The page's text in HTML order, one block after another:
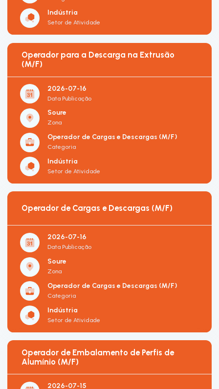
Indústria
Setor de Atividade
Operador para a Descarga na Extrusão
(M/F)
2026-07-16
Data Publicação
Soure
Zona
Operador de Cargas e Descargas (M/F)
Categoria
Indústria
Setor de Atividade
Operador de Cargas e Descargas (M/F)
2026-07-16
Data Publicação
Soure
Zona
Operador de Cargas e Descargas (M/F)
Categoria
Indústria
Setor de Atividade
Operador de Embalamento de Perfis de
Alumínio (M/F)
2026-07-15